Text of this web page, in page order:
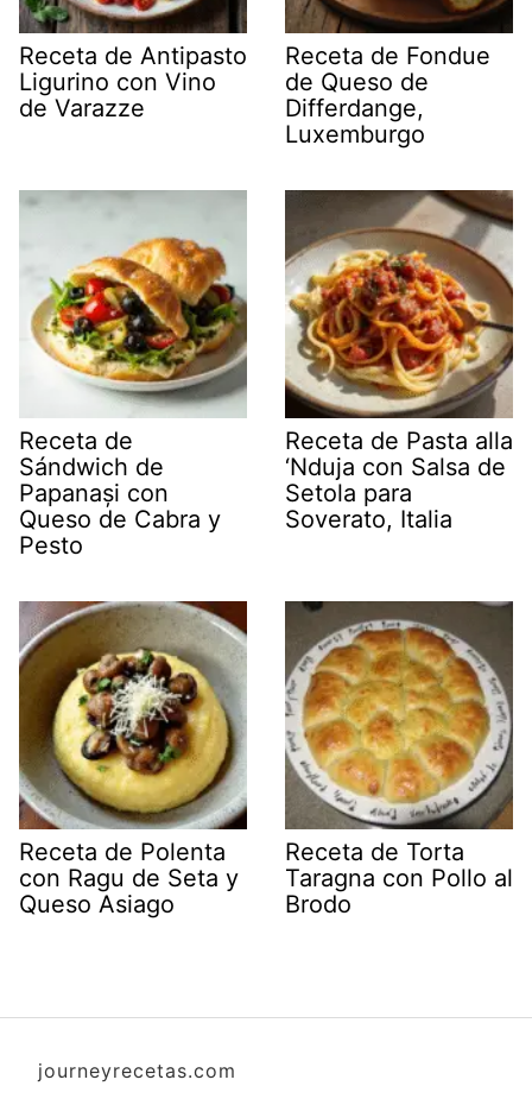
Receta de Antipasto
Ligurino con Vino
de Varazze
Receta de Fondue
de Queso de
Differdange,
Luxemburgo
Receta de
Sándwich de
Papanași con
Queso de Cabra y
Pesto
Receta de Pasta alla
‘Nduja con Salsa de
Setola para
Soverato, Italia
Receta de Polenta
con Ragu de Seta y
Queso Asiago
Receta de Torta
Taragna con Pollo al
Brodo
journeyrecetas.com